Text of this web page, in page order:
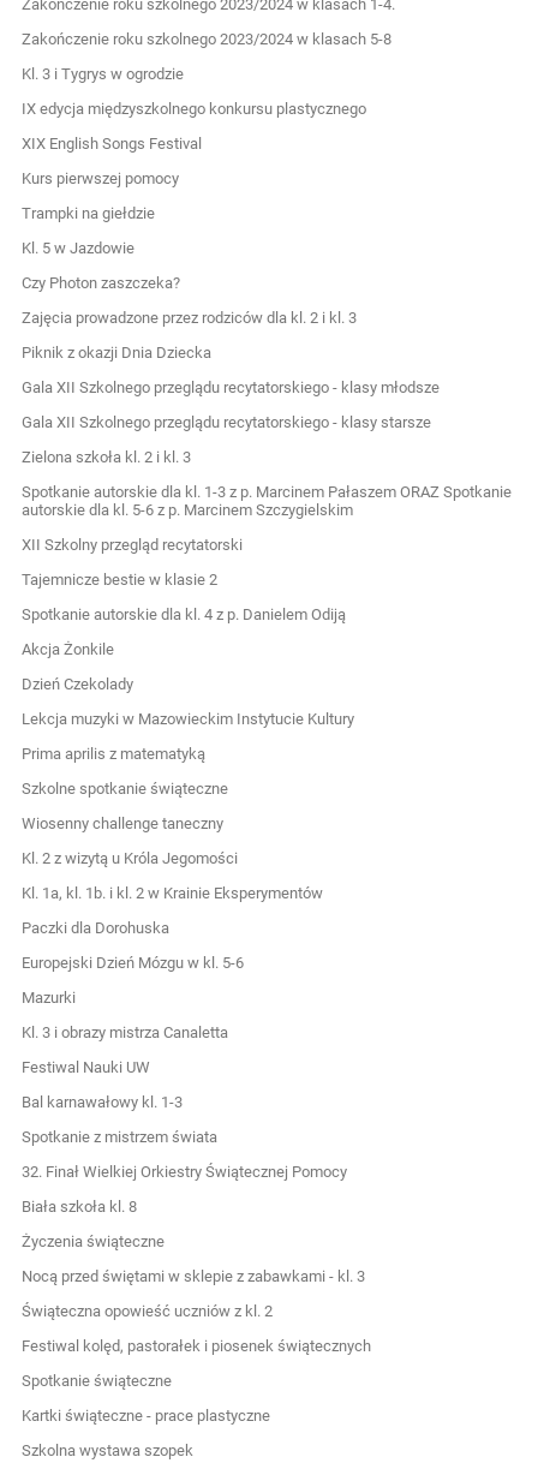
Zakończenie roku szkolnego 2023/2024 w klasach 1-4.
Zakończenie roku szkolnego 2023/2024 w klasach 5-8
Kl. 3 i Tygrys w ogrodzie
IX edycja międzyszkolnego konkursu plastycznego
XIX English Songs Festival
Kurs pierwszej pomocy
Trampki na giełdzie
Kl. 5 w Jazdowie
Czy Photon zaszczeka?
Zajęcia prowadzone przez rodziców dla kl. 2 i kl. 3
Piknik z okazji Dnia Dziecka
Gala XII Szkolnego przeglądu recytatorskiego - klasy młodsze
Gala XII Szkolnego przeglądu recytatorskiego - klasy starsze
Zielona szkoła kl. 2 i kl. 3
Spotkanie autorskie dla kl. 1-3 z p. Marcinem Pałaszem ORAZ Spotkanie
autorskie dla kl. 5-6 z p. Marcinem Szczygielskim
XII Szkolny przegląd recytatorski
Tajemnicze bestie w klasie 2
Spotkanie autorskie dla kl. 4 z p. Danielem Odiją
Akcja Żonkile
Dzień Czekolady
Lekcja muzyki w Mazowieckim Instytucie Kultury
Prima aprilis z matematyką
Szkolne spotkanie świąteczne
Wiosenny challenge taneczny
Kl. 2 z wizytą u Króla Jegomości
Kl. 1a, kl. 1b. i kl. 2 w Krainie Eksperymentów
Paczki dla Dorohuska
Europejski Dzień Mózgu w kl. 5-6
Mazurki
Kl. 3 i obrazy mistrza Canaletta
Festiwal Nauki UW
Bal karnawałowy kl. 1-3
Spotkanie z mistrzem świata
32. Finał Wielkiej Orkiestry Świątecznej Pomocy
Biała szkoła kl. 8
Życzenia świąteczne
Nocą przed świętami w sklepie z zabawkami - kl. 3
Świąteczna opowieść uczniów z kl. 2
Festiwal kolęd, pastorałek i piosenek świątecznych
Spotkanie świąteczne
Kartki świąteczne - prace plastyczne
Szkolna wystawa szopek